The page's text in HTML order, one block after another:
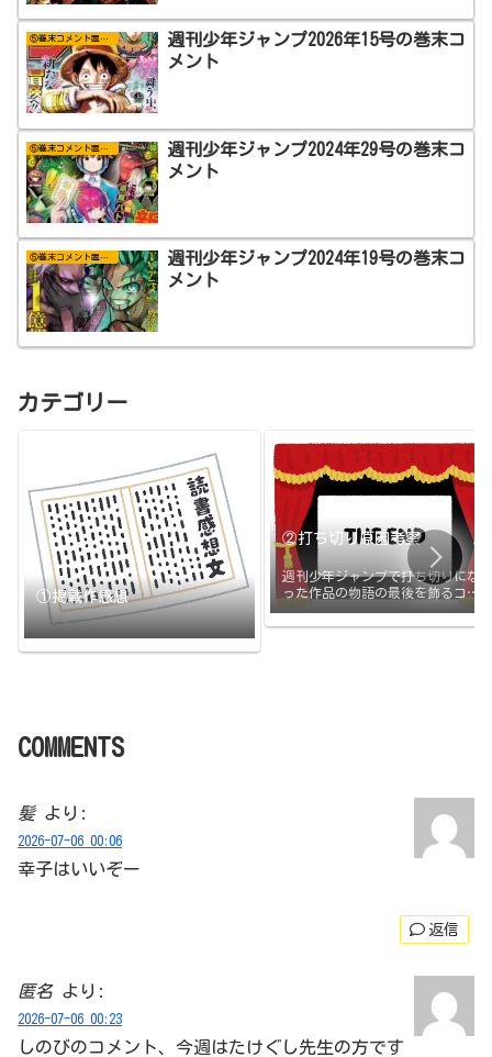
⑤巻末コメント置き場
週刊少年ジャンプ2026年15号の巻末コ
メント
⑤巻末コメント置き場
週刊少年ジャンプ2024年29号の巻末コ
メント
⑤巻末コメント置き場
週刊少年ジャンプ2024年19号の巻末コ
メント
カテゴリー
①掲載作感想
②打ち切り原因考察
週刊少年ジャンプで打ち切りにな
った作品の物語の最後を飾るコマ
打ち切られたその日に更新
COMMENTS
髪 より:
2026-07-06 00:06
幸子はいいぞー
返信
匿名 より:
2026-07-06 00:23
しのびのコメント、今週はたけぐし先生の方です